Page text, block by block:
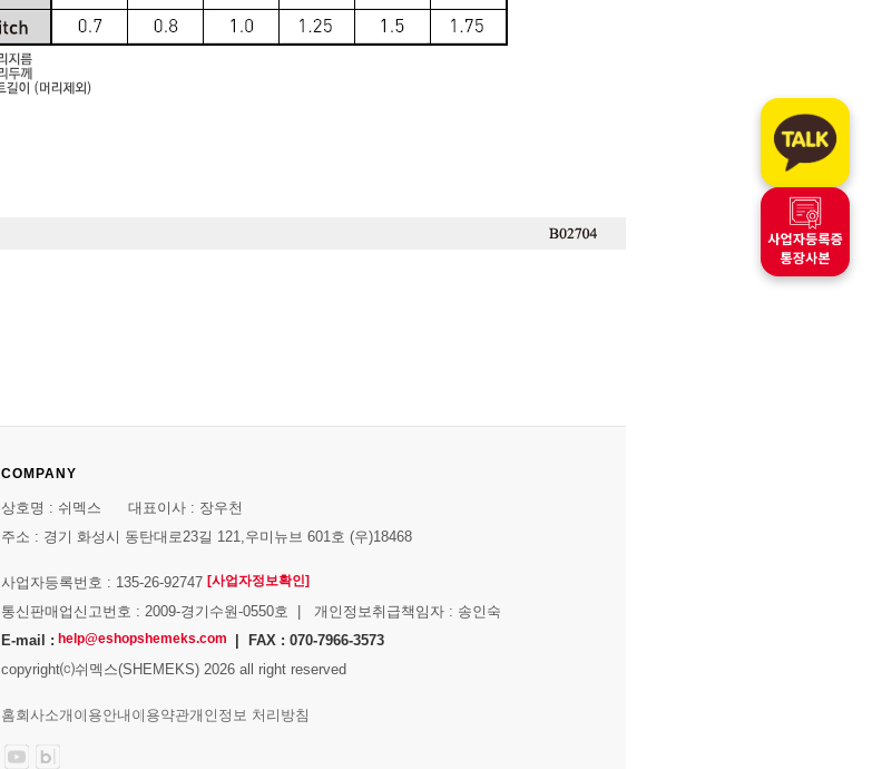
COMPANY
상호명 : 쉬멕스 대표이사 : 장우천
주소 : 경기 화성시 동탄대로23길 121,우미뉴브 601호 (우)18468
사업자등록번호 : 135-26-92747 [사업자정보확인]
통신판매업신고번호 : 2009-경기수원-0550호 | 개인정보취급책임자 : 송인숙
E-mail : help@eshopshemeks.com
| FAX : 070-7966-3573
copyright⒞쉬멕스(SHEMEKS) 2026 all right reserved
홈회사소개 이용안내 이용약관개인정보 처리방침